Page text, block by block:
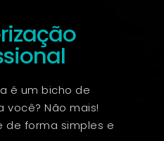
é um bicho de
Não mais!
de forma simples e